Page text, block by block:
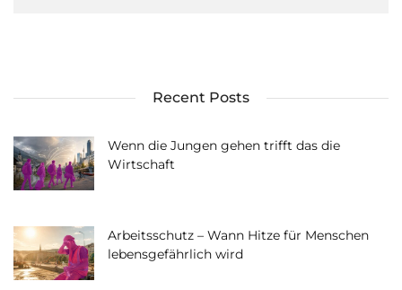
Recent Posts
Wenn die Jungen gehen trifft das die
Wirtschaft
Arbeitsschutz – Wann Hitze für Menschen
lebensgefährlich wird